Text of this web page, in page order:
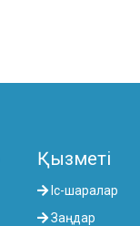
Қызметі
Іс-шаралар
Заңдар